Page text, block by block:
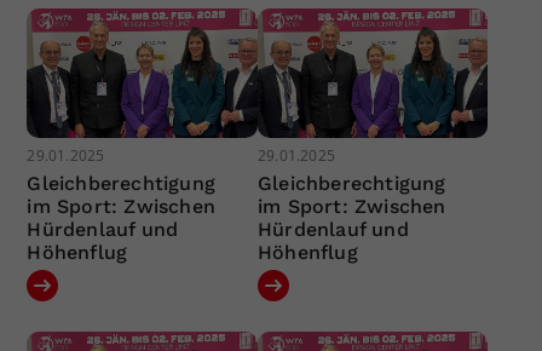
29.01.2025
Gleichberechtigung
im Sport: Zwischen
Hürdenlauf und
Höhenflug
29.01.2025
Gleichberechtigung
im Sport: Zwischen
Hürdenlauf und
Höhenflug